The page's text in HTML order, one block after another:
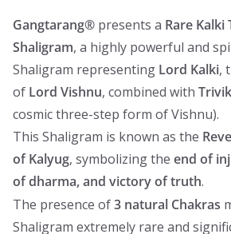
Gangtarang® presents a Rare
Shaligram, a highly powerful and
Shaligram representing Lord Kalki,
of Lord Vishnu, combined with
cosmic three-step form of Vishnu).
This Shaligram is known as the
of Kalyug, symbolizing the end of
of dharma, and victory of truth.
The presence of3 natural Chakras
Shaligram extremely rare and